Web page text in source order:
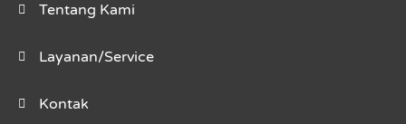
Tentang Kami
Layanan/Service
Kontak